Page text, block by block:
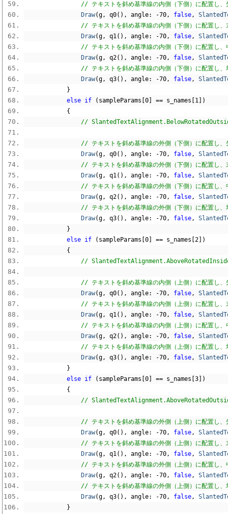
// テキストを斜め基準線の内側（下側）に配置し
Draw(g, q0(), angle: -70, false,
// テキストを斜め基準線の内側（下側）に配置し
Draw(g, q1(), angle: -70, false,
// テキストを斜め基準線の内側（下側）に配置し
Draw(g, q2(), angle: -70, false,
// テキストを斜め基準線の内側（下側）に配置し
Draw(g, q3(), angle: -70, false,
}
else if ( sampleParams 0 == s_names 1 ])
{
// SlantedTextAlignment.BelowRotatedOutside
// テキストを斜め基準線の外側（下側）に配置し
Draw(g, q0(), angle: -70, false,
// テキストを斜め基準線の外側（下側）に配置し
Draw(g, q1(), angle: -70, false,
// テキストを斜め基準線の外側（下側）に配置し
Draw(g, q2(), angle: -70, false,
// テキストを斜め基準線の外側（下側）に配置し
Draw(g, q3(), angle: -70, false,
}
else if ( sampleParams 0 == s_names 2 ])
{
// SlantedTextAlignment.AboveRotatedInside を
// テキストを斜め基準線の内側（上側）に配置し
Draw(g, q0(), angle: -70, false,
// テキストを斜め基準線の内側（上側）に配置し
Draw(g, q1(), angle: -70, false,
// テキストを斜め基準線の内側（上側）に配置し
Draw(g, q2(), angle: -70, false,
// テキストを斜め基準線の内側（上側）に配置し
Draw(g, q3(), angle: -70, false,
}
else if ( sampleParams 0 == s_names 3 ])
{
// SlantedTextAlignment.AboveRotatedOutside
// テキストを斜め基準線の外側（上側）に配置し
Draw(g, q0(), angle: -70, false,
// テキストを斜め基準線の外側（上側）に配置し
Draw(g, q1(), angle: -70, false,
// テキストを斜め基準線の外側（上側）に配置し
Draw(g, q2(), angle: -70, false,
// テキストを斜め基準線の外側（上側）に配置し
Draw(g, q3(), angle: -70, false,
}